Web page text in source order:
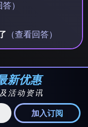
）
（查看回答）
新优惠
活动资讯
加入订阅